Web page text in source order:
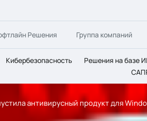
Решения Группа компаний
Кибербезопасность Решения на базе
антивирусный продукт для